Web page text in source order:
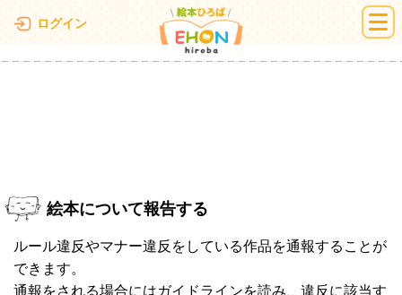
ログイン 絵本ひろば
絵本について報告する
ルール違反やマナー違反をしている作品を通報することが
できます。
通報をされる場合にはガイドラインを読み、違反に該当す